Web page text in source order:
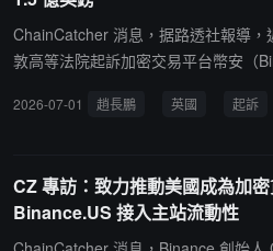
ChainCatcher 消息，据路透社報導
敦高等法院起訴加密交易平台幣安（
幣安實體自 2019 年底起，在未獲得
的損失。据悉，此次訴訟的被告包括
ings、註冊於阿聯酋的 Nest
其他未知運營者。針對此項指控，幣
2026-07-01 趙長鵬 英國 起訴
CZ 專訪：致力推動美國成為加
Binance.US 接入主站流動性